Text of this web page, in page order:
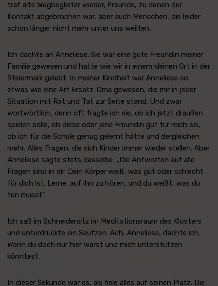
traf alte Wegbegleiter wieder, Freunde, zu denen der
Kontakt abgebrochen war, aber auch Menschen, die leider
schon länger nicht mehr unter uns weilten.
Ich dachte an Anneliese. Sie war eine gute Freundin meiner
Familie gewesen und hatte wie wir in einem kleinen Ort in der
Steiermark gelebt. In meiner Kindheit war Anneliese so
etwas wie eine Art Ersatz-Oma gewesen, die mir in jeder
Situation mit Rat und Tat zur Seite stand. Und zwar
wortwörtlich, denn oft fragte ich sie, ob ich jetzt draußen
spielen solle, ob diese oder jene Freundin gut für mich sei,
ob ich für die Schule genug gelernt hätte und dergleichen
mehr. Alles Fragen, die sich Kinder immer wieder stellen. Aber
Anneliese sagte stets dasselbe: „Die Antworten auf alle
Fragen sind in dir. Dein Körper weiß, was gut oder schlecht
für dich ist. Lerne, auf ihn zu hören, und du weißt, was du
tun musst.“
Ich saß im Schneidersitz im Meditationsraum des Klosters
und unterdrückte ein Seufzen. Ach, Anneliese, dachte ich.
Wenn du doch nur hier wärst und mich unterstützen
könntest.
In dieser Sekunde war es, als fiele alles auf seinen Platz. Die